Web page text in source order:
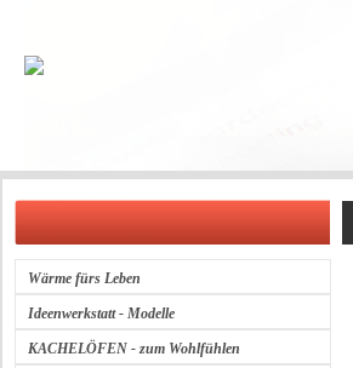
Wärme fürs Leben
Ideenwerkstatt - Modelle
KACHELÖFEN - zum Wohlfühlen